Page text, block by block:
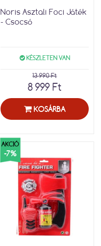
Noris Asztali Foci Játék
- Csocsó
KÉSZLETEN VAN
13 990 Ft
8 999 Ft
KOSÁRBA
AKCIÓ
-7%